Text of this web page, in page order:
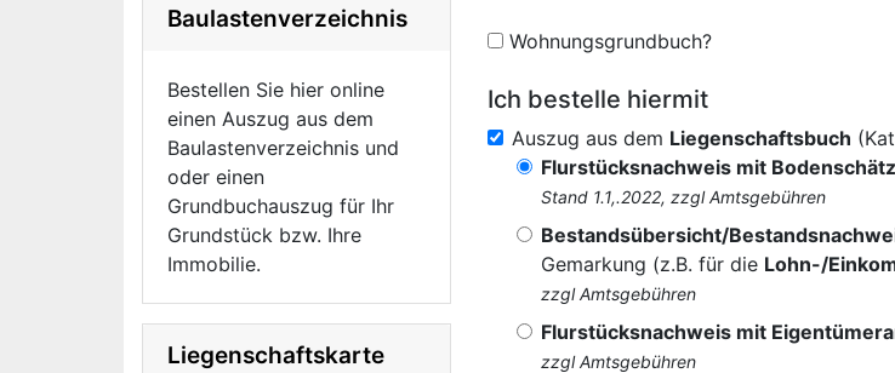
Baulastenverzeichnis
Bestellen Sie hier online
einen Auszug aus dem
Baulastenverzeichnis und
oder einen
Grundbuchauszug für Ihr
Grundstück bzw. Ihre
Immobilie.
Liegenschaftskarte
Wohnungsgrundbuch?
Ich bestelle hiermit
Auszug aus dem Liegenschaftsbuch
Flurstücksnachweis mit
Stand 1.1,.2022, zzgl Amtsgebühren
Bestandsübersicht/
Gemarkung (z.B. für die Lohn-/
zzgl Amtsgebühren
Flurstücksnachweis mit
zzgl Amtsgebühren